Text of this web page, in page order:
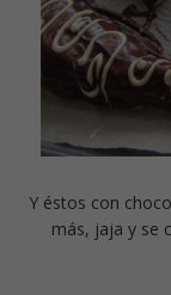
Y éstos con
más, jaja y se